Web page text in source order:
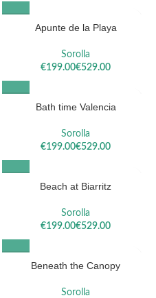
Apunte de la Playa
Sorolla
€
€
Bath time Valencia
Sorolla
€
€
Beach at Biarritz
Sorolla
€
€
Beneath the Canopy
Sorolla